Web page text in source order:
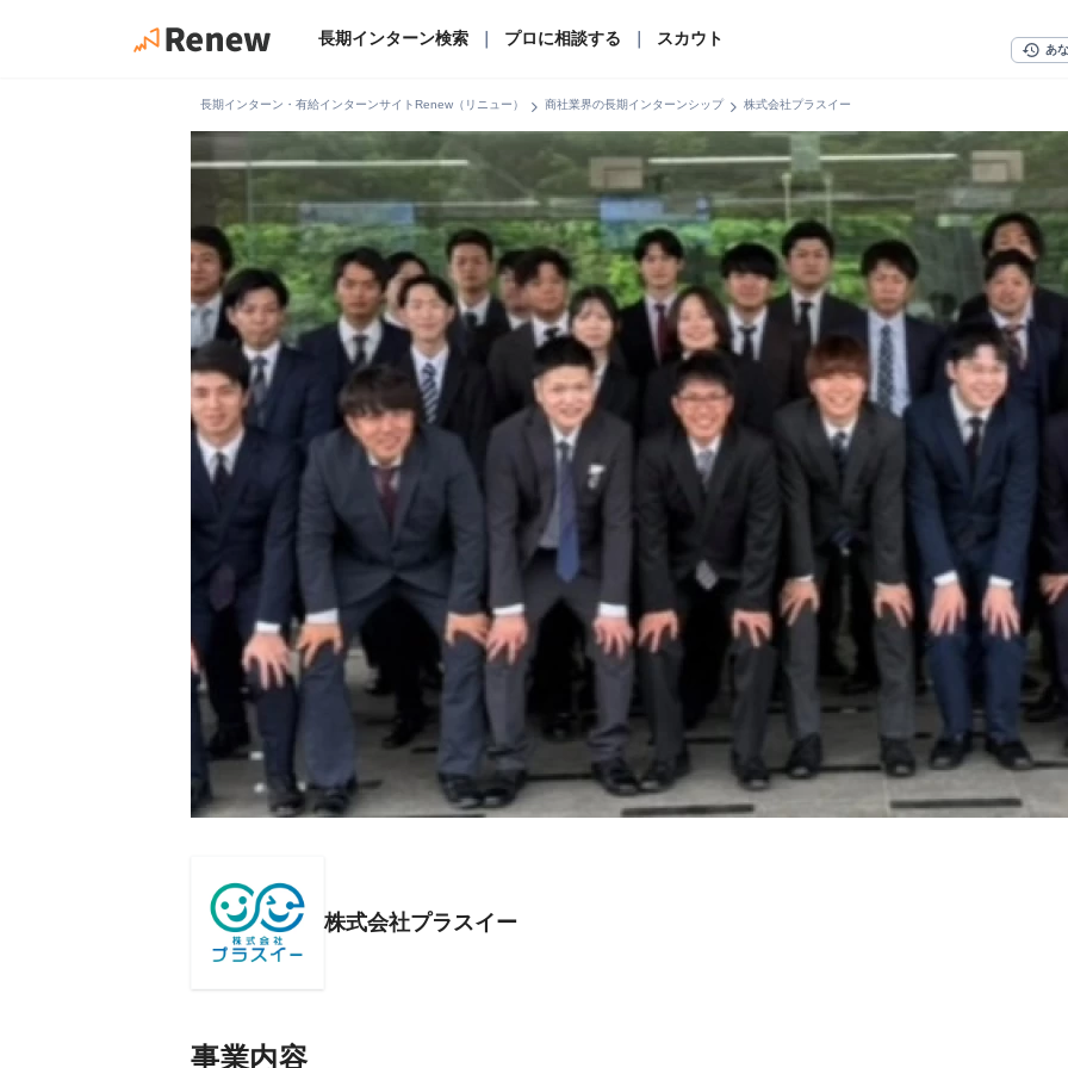
長期インターン検索 プロに相談する スカウト
history あ
長期インターン・有給インターンサイトRenew（リニュー） chevron_right 商社業界の長期インターンシップchevron_right 株式会社プラスイー
株式会社プラスイー
事業内容